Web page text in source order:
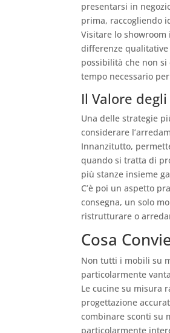
presentarsi in
prima, raccogliendo
Visitare lo
differenze
possibilità che non
tempo necessario
Il Valore
Una delle strategie
considerare
Innanzitutto,
quando si tratta di
più stanze insieme
C’è poi un aspetto
consegna, un solo
ristrutturare o
Cosa
Non tutti i mobili su
particolarmente
Le cucine su misura
progettazione
combinare sconti su
particolarmente